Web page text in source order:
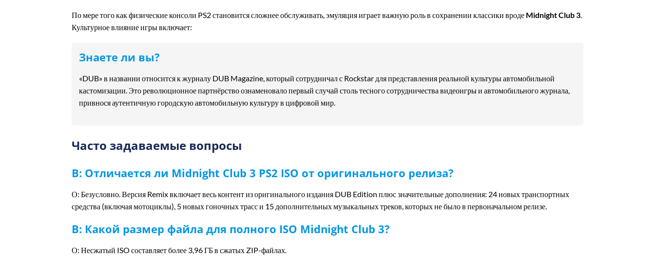
По мере того как физические консоли PS2 становится сложнее обслуживать, эмуляция играет важную роль в сохранении классики вроде Midnight Club 3
Культурное влияние игры включает:
Знаете ли вы?
«DUB» в названии относится к журналу DUB Magazine, который сотрудничал с Rockstar для представления реальной культуры автомобильной
кастомизации. Это революционное партнёрство ознаменовало первый случай столь тесного сотрудничества видеоигры и автомобильного журнала,
привнося аутентичную городскую автомобильную культуру в цифровой мир.
Часто задаваемые вопросы
В: Отличается ли Midnight Club 3 PS2 ISO от оригинального релиза?
О: Безусловно. Версия Remix включает весь контент из оригинального издания DUB Edition плюс значительные дополнения: 24 новых транспортных
средства (включая мотоциклы), 5 новых гоночных трасс и 15 дополнительных музыкальных треков, которых не было в первоначальном релизе.
В: Какой размер файла для полного ISO Midnight Club 3?
О: Несжатый ISO составляет более 3,96 ГБ в сжатых ZIP-файлах.